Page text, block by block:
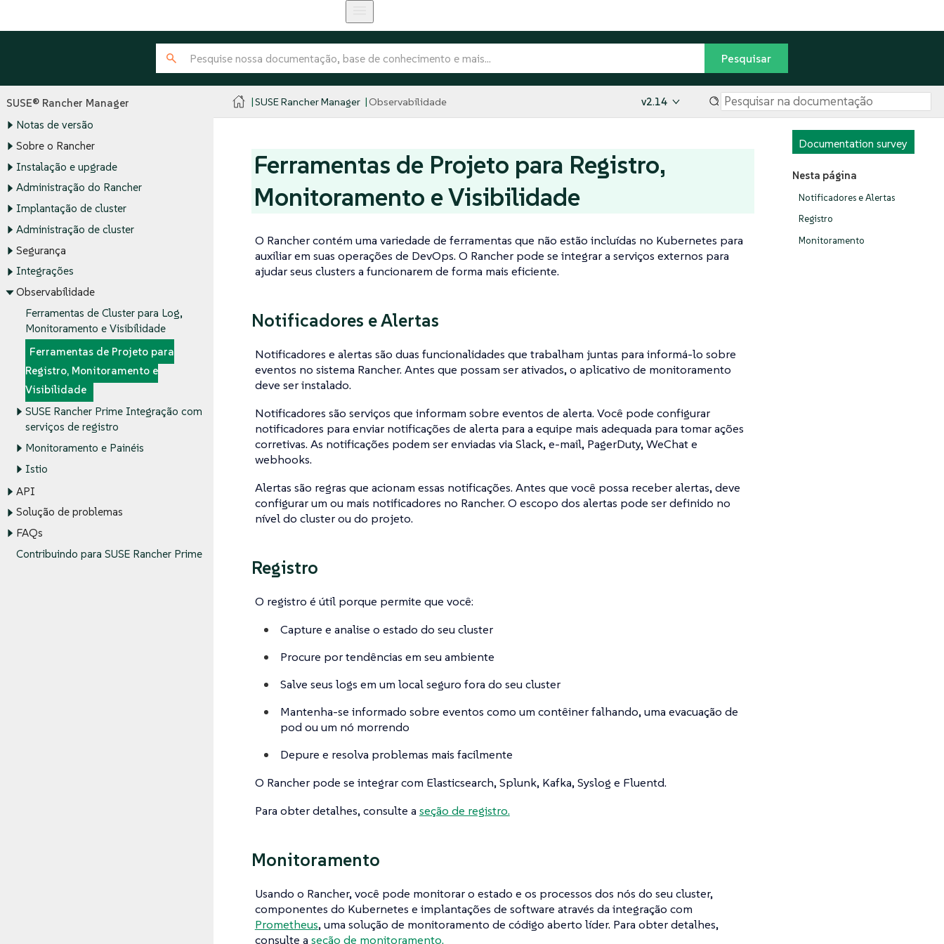
SUSE® Rancher Manager
Notas de versão
Sobre o Rancher
Instalação e upgrade
Administração do Rancher
Implantação de cluster
Administração de cluster
Segurança
Integrações
Observabilidade
Ferramentas de Cluster para Log,
Monitoramento e Visibilidade
Ferramentas de Projeto para
Registro, Monitoramento e
Visibilidade
SUSE Rancher Prime Integração com
serviços de registro
Monitoramento e Painéis
Istio
API
Solução de problemas
FAQs
Contribuindo para SUSE Rancher Prime
SUSE Rancher Manager Observabilidade v2.14
Documentation survey
Nesta página
Notificadores e Alertas
Registro
Monitoramento
Ferramentas de Projeto para Registro,
Monitoramento e Visibilidade
O Rancher contém uma variedade de ferramentas que não estão incluídas no Kubernetes para
auxiliar em suas operações de DevOps. O Rancher pode se integrar a serviços externos para
ajudar seus clusters a funcionarem de forma mais eficiente.
Notificadores e Alertas
Notificadores e alertas são duas funcionalidades que trabalham juntas para informá-lo sobre
eventos no sistema Rancher. Antes que possam ser ativados, o aplicativo de monitoramento
deve ser instalado.
Notificadores são serviços que informam sobre eventos de alerta. Você pode configurar
notificadores para enviar notificações de alerta para a equipe mais adequada para tomar ações
corretivas. As notificações podem ser enviadas via Slack, e-mail, PagerDuty, WeChat e
webhooks.
Alertas são regras que acionam essas notificações. Antes que você possa receber alertas, deve
configurar um ou mais notificadores no Rancher. O escopo dos alertas pode ser definido no
nível do cluster ou do projeto.
Registro
O registro é útil porque permite que você:
Capture e analise o estado do seu cluster
Procure por tendências em seu ambiente
Salve seus logs em um local seguro fora do seu cluster
Mantenha-se informado sobre eventos como um contêiner falhando, uma evacuação de
pod ou um nó morrendo
Depure e resolva problemas mais facilmente
O Rancher pode se integrar com Elasticsearch, Splunk, Kafka, Syslog e Fluentd.
Para obter detalhes, consulte a seção de registro.
Monitoramento
Usando o Rancher, você pode monitorar o estado e os processos dos nós do seu cluster,
componentes do Kubernetes e implantações de software através da integração com
Prometheus, uma solução de monitoramento de código aberto líder. Para obter detalhes,
consulte a seção de monitoramento.